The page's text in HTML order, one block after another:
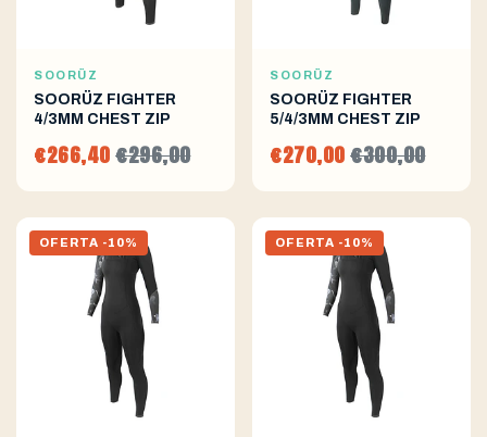
SOORÜZ
SOORÜZ FIGHTER
4/3MM CHEST ZIP
€266,40€296,00
SOORÜZ
SOORÜZ FIGHTER
5/4/3MM CHEST ZIP
€270,00€300,00
OFERTA -10% OFERTA -10%